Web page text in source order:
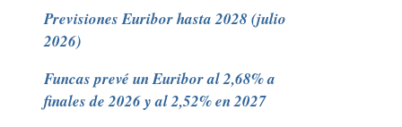
Previsiones Euribor hasta 2028 (julio
2026)
Funcas prevé un Euribor al 2,68% a
finales de 2026 y al 2,52% en 2027